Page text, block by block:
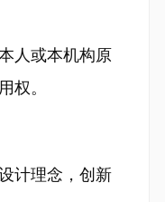
人或本机构原
权。
计理念，创新